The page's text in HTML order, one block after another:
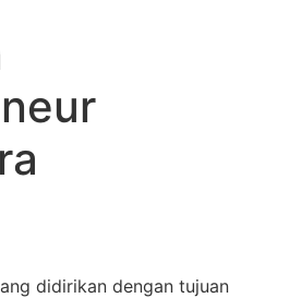
didirikan dengan tujuan